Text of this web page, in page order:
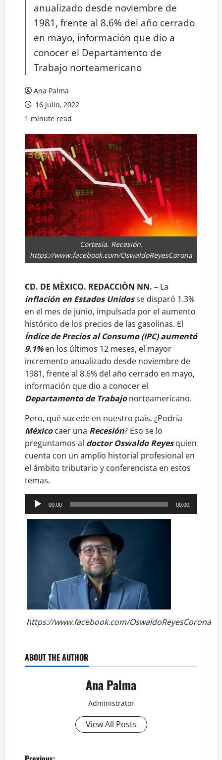
anualizado desde noviembre de
1981, frente al 8.6% del año cerrado
en mayo, información que dio a
conocer el Departamento de
Trabajo norteamericano
Ana Palma
16 julio, 2022
1 minute read
Cortesía. Recesión.
https://www.facebook.com/OswaldoReyesCorona
CD. DE MÈXICO. REDACCIÒN NN. – La
inflación en Estados Unidosse disparó 1.3%
en el mes de junio, impulsada por el aumento
histórico de los precios de las gasolinas. El
Índice de Precios al Consumo (IPC) aumentó
9.1%en los últimos 12 meses, el mayor
incremento anualizado desde noviembre de
1981, frente al 8.6% del año cerrado en mayo,
información que dio a conocer el
Departamento de Trabajonorteamericano.
Pero, qué sucede en nuestro pais. ¿Podría
Méxicocaer una Recesión? Eso se lo
preguntamos al doctor Oswaldo Reyesquien
cuenta con un amplio historial profesional en
el ámbito tributario y conferencista en estos
temas.
Reproductor
de
00:00 00:00
https://www.facebook.com/OswaldoReyesCorona
ABOUT THE AUTHOR
Ana Palma
Administrator
View All Posts